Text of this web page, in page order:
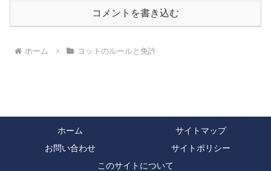
コメントを書き込む
ホーム ヨットのルールと免許
ホーム
サイトマップ
お問い合わせ
サイトポリシー
このサイトについて